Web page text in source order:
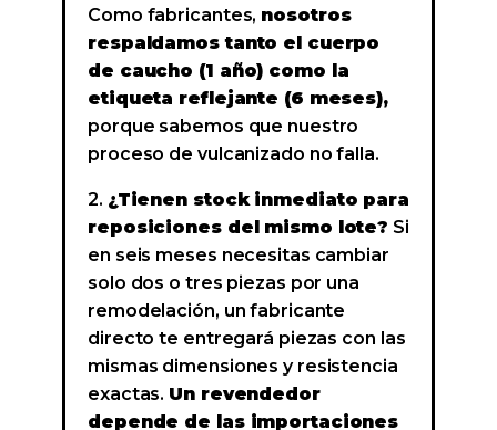
Como fabricantes, nosotros
respaldamos tanto el cuerpo
de caucho (1 año) como la
etiqueta reflejante (6 meses),
porque sabemos que nuestro
proceso de vulcanizado no falla.
2. ¿Tienen stock inmediato para
reposiciones del mismo lote? Si
en seis meses necesitas cambiar
solo dos o tres piezas por una
remodelación, un fabricante
directo te entregará piezas con las
mismas dimensiones y resistencia
exactas. Un revendedor
depende de las importaciones